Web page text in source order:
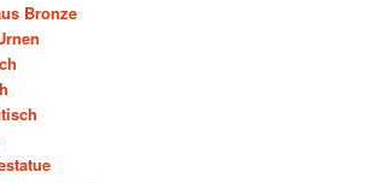
Bronze